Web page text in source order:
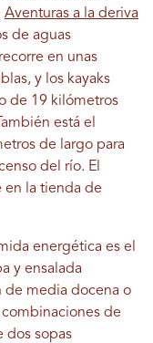
Aventuras a la deriva
de aguas
en unas
y los kayaks
de 19 kilómetros
está el
de largo para
del río. El
en la tienda de
energética es el
y ensalada
de media docena o
de
dos sopas